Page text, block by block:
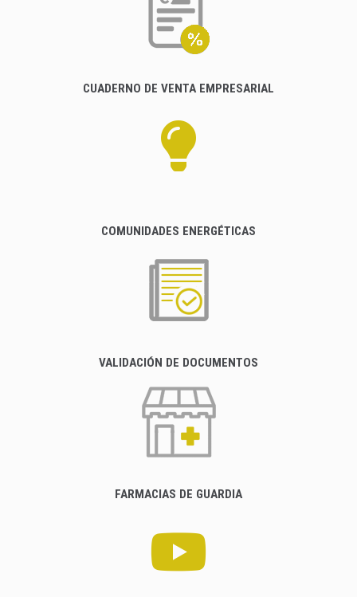
CUADERNO DE VENTA EMPRESARIAL
COMUNIDADES ENERGÉTICAS
VALIDACIÓN DE DOCUMENTOS
FARMACIAS DE GUARDIA